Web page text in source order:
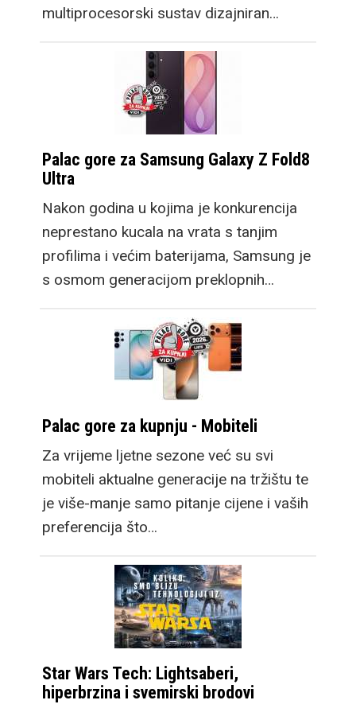
multiprocesorski sustav dizajniran…
Palac gore za Samsung Galaxy Z Fold8
Ultra
Nakon godina u kojima je konkurencija
neprestano kucala na vrata s tanjim
profilima i većim baterijama, Samsung je
s osmom generacijom preklopnih…
Palac gore za kupnju - Mobiteli
Za vrijeme ljetne sezone već su svi
mobiteli aktualne generacije na tržištu te
je više-manje samo pitanje cijene i vaših
preferencija što…
Star Wars Tech: Lightsaberi,
hiperbrzina i svemirski brodovi